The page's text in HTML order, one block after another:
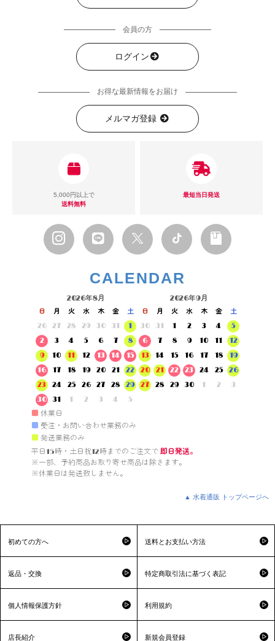
会員の方
ログイン
お得な最新情報をお届け
メルマガ登録
5,000円以上で
送料無料
最短当日発送
CALENDAR
2026年8月
日 月 火 水 木 金
土
26
27 28 29 30 31
1
2
3 4 5 6 7
8
9
10 11 12 13 14
15
16
17 18 19 20 21
22
23
24 25 26 27 28
29
30
31 1 2 3 4 5
2026年9月
日 月 火 水 木 金
土
30
31 1 2 3 4
5
6
7 8 9 10 11
12
13
14 15 16 17 18
19
20
21 22 23 24 25
26
27
28 29 30 1 2 3
■ 休業日
■ 受注・お問い合わせ業務のみ
■ 発送業務のみ
平日15時・土日祝12時までのご注文で 即日発送。
※一部、予約商品お取り寄せ商品は除きます。
※休業日は発送致しません。
▲ 水着通販 トップページへ
初めての方へ 送料とお支払い方法
返品・交換 特定商取引法に基づく表記
個人情報保護方針 利用規約
店長紹介 新規会員登録